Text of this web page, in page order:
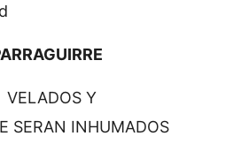
VELADOS Y
SERAN INHUMADOS